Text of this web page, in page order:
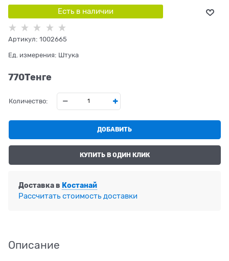
Есть в наличии
Артикул: 1002665
Ед. измерения: Штука
770Tенге
Количество:
ДОБАВИТЬ
КУПИТЬ В ОДИН КЛИК
Доставка в Костанай
Рассчитать стоимость доставки
Описание